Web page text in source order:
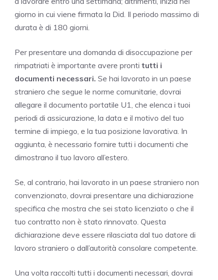
giorno in cui viene firmata la Did. Il periodo massimo di
durata è di 180 giorni.
Per presentare una domanda di disoccupazione per
rimpatriati è importante avere pronti tutti i
documenti necessari. Se hai lavorato in un paese
straniero che segue le norme comunitarie, dovrai
allegare il documento portatile U1, che elenca i tuoi
periodi di assicurazione, la data e il motivo del tuo
termine di impiego, e la tua posizione lavorativa. In
aggiunta, è necessario fornire tutti i documenti che
dimostrano il tuo lavoro all’estero.
Se, al contrario, hai lavorato in un paese straniero non
convenzionato, dovrai presentare una dichiarazione
specifica che mostra che sei stato licenziato o che il
tuo contratto non è stato rinnovato. Questa
dichiarazione deve essere rilasciata dal tuo datore di
lavoro straniero o dall’autorità consolare competente.
Una volta raccolti tutti i documenti necessari, dovrai